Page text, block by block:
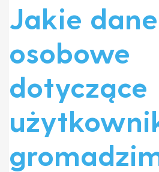
Jakie dane
osobowe
dotyczące